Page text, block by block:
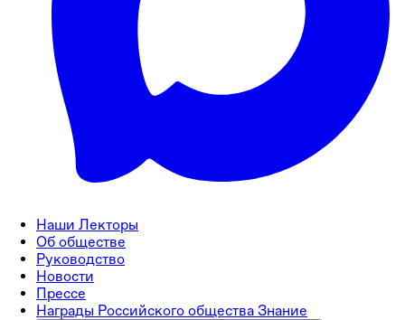
Наши Лекторы
Об обществе
Руководство
Новости
Прессе
Награды Российского общества Знание